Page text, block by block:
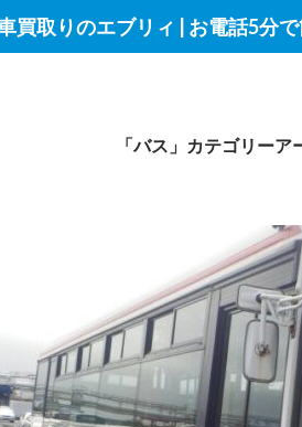
買取りのエブリィ | お電話5分
「バス」カテゴリーア